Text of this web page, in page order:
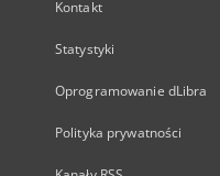
Kontakt
Statystyki
Oprogramowanie dLibra
Polityka prywatności